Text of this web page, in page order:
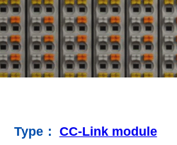
Type： CC-Link module